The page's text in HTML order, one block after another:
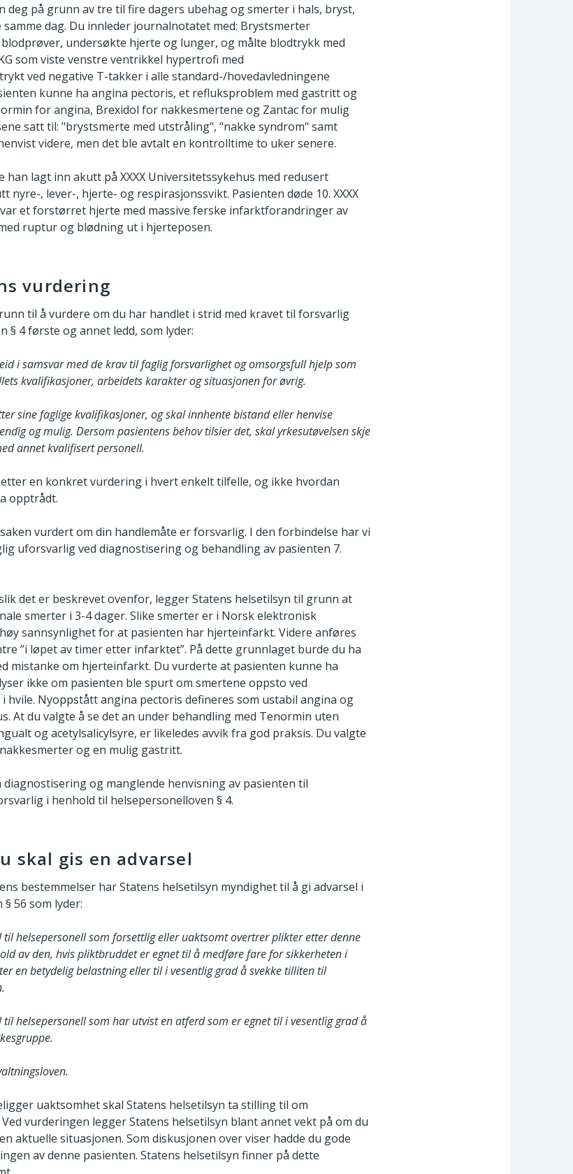
deg på grunn av tre til fire dagers ubehag og smerter i hals, bryst,
dag. Du innleder journalnotatet med: Brystsmerter
undersøkte hjerte og lunger, og målte blodtrykk med
som viste venstre ventrikkel hypertrofi med
ved negative T-takker i alle standard-/hovedavledningene
kunne ha angina pectoris, et refluksproblem med gastritt og
for angina, Brexidol for nakkesmertene og Zantac for mulig
satt til: "brystsmerte med utstråling", "nakke syndrom" samt
videre, men det ble avtalt en kontrolltime to uker senere.
han lagt inn akutt på XXXX Universitetssykehus med redusert
nyre-, lever-, hjerte- og respirasjonssvikt. Pasienten døde 10. XXXX
et forstørret hjerte med massive ferske infarktforandringer av
ruptur og blødning ut i hjerteposen.
vurdering
til å vurdere om du har handlet i strid med kravet til forsvarlig
§ 4 første og annet ledd, som lyder:
i samsvar med de krav til faglig forsvarlighet og omsorgsfull hjelp som
kvalifikasjoner, arbeidets karakter og situasjonen for øvrig.
sine faglige kvalifikasjoner, og skal innhente bistand eller henvise
og mulig. Dersom pasientens behov tilsier det, skal yrkesutøvelsen skje
annet kvalifisert personell.
en konkret vurdering i hvert enkelt tilfelle, og ikke hvordan
opptrådt.
vurdert om din handlemåte er forsvarlig. I den forbindelse har vi
uforsvarlig ved diagnostisering og behandling av pasienten 7.
det er beskrevet ovenfor, legger Statens helsetilsyn til grunn at
smerter i 3-4 dager. Slike smerter er i Norsk elektronisk
sannsynlighet for at pasienten har hjerteinfarkt. Videre anføres
”i løpet av timer etter infarktet”. På dette grunnlaget burde du ha
mistanke om hjerteinfarkt. Du vurderte at pasienten kunne ha
ikke om pasienten ble spurt om smertene oppsto ved
hvile. Nyoppstått angina pectoris defineres som ustabil angina og
At du valgte å se det an under behandling med Tenormin uten
og acetylsalicylsyre, er likeledes avvik fra god praksis. Du valgte
og en mulig gastritt.
og manglende henvisning av pasienten til
i henhold til helsepersonelloven § 4.
skal gis en advarsel
bestemmelser har Statens helsetilsyn myndighet til å gi advarsel i
56 som lyder:
til helsepersonell som forsettlig eller uaktsomt overtrer plikter etter denne
av den, hvis pliktbruddet er egnet til å medføre fare for sikkerheten i
en betydelig belastning eller til i vesentlig grad å svekke tilliten til
helsepersonell som har utvist en atferd som er egnet til i vesentlig grad å
uaktsomhet skal Statens helsetilsyn ta stilling til om
vurderingen legger Statens helsetilsyn blant annet vekt på om du
aktuelle situasjonen. Som diskusjonen over viser hadde du gode
av denne pasienten. Statens helsetilsyn finner på dette